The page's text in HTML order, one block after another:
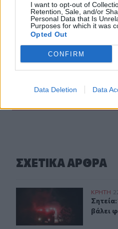
I want to opt-out of
Retention, Sale, and/or
Personal Data that Is
Purposes for which it was
Opted Out
CONFIRM
Data Deletion Data
Nίκη της ΑΕΚ στο τελευταίο
22:11
Γιάννης Κωνσταντέλιας:
ο ποδοσφαιριστής του ΠΑΟΚ
ΣΧΕΤΙΚA AΡΘΡΑ
Σητεία: Ένα τσιγάροΚΡΗΤΗ
βάλει